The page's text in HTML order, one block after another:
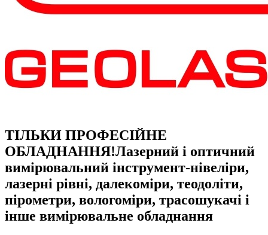
ТІЛЬКИ ПРОФЕСІЙНЕ
ОБЛАДНАННЯ!Лазерний і оптичний
вимірювальний інструмент-нівеліри,
лазерні рівні, далекоміри, теодоліти,
пірометри, вологоміри, трасошукачі і
інше вимірювальне обладнання